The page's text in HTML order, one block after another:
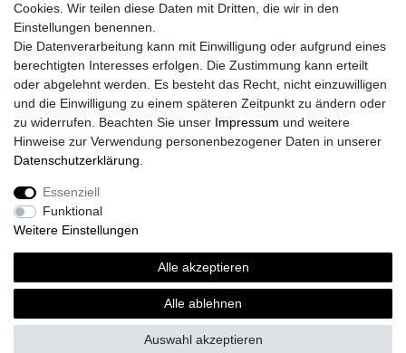
PAULGOS Herren Chelsea Boots Echtes Leder,
Stiefeletten Größe 39-47 in 3 Farben
inkl. MwSt. zzgl.Versandkosten
Cookies. Wir teilen diese Daten mit Dritten, die wir in den
Einstellungen benennen.
Die Datenverarbeitung kann mit Einwilligung oder aufgrund eines
berechtigten Interesses erfolgen. Die Zustimmung kann erteilt
oder abgelehnt werden. Es besteht das Recht, nicht einzuwilligen
und die Einwilligung zu einem späteren Zeitpunkt zu ändern oder
zu widerrufen. Beachten Sie unser Impressum und weitere
Hinweise zur Verwendung personenbezogener Daten in unserer
Daten­schutz­erklärung
Essenziell
Funktional
Weitere Einstellungen
Alle akzeptieren
Alle ablehnen
Auswahl akzeptieren